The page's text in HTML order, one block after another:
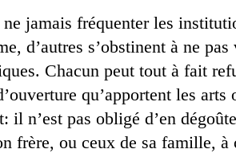
jamais fréquenter les
d’autres s’obstinent à ne
Chacun peut tout à fait
qu’apportent les arts
il n’est pas obligé d’en
frère, ou ceux de sa famille, à